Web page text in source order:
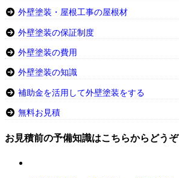
外壁塗装・屋根工事の屋根材
外壁塗装の保証制度
外壁塗装の費用
外壁塗装の知識
補助金を活用して外壁塗装をする
無料お見積
お見積前の予備知識はこちらからどうぞ